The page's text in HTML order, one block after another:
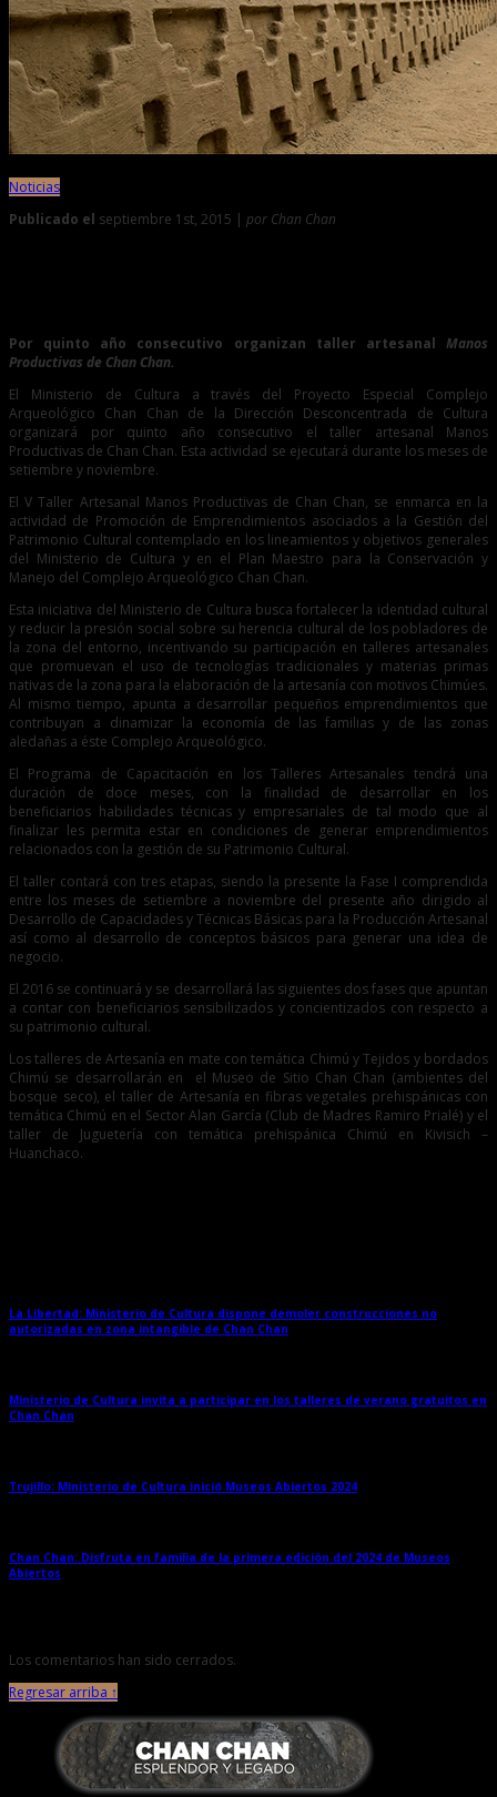
Noticias
Publicado el septiembre 1st, 2015 | por Chan Chan
Por quinto año consecutivo organizan taller artesanal Manos
Productivas de Chan Chan.
El Ministerio de Cultura a través del Proyecto Especial Complejo
Arqueológico Chan Chan de la Dirección Desconcentrada de Cultura
organizará por quinto año consecutivo el taller artesanal Manos
Productivas de Chan Chan. Esta actividad se ejecutará durante los meses de
setiembre y noviembre.
El V Taller Artesanal Manos Productivas de Chan Chan, se enmarca en la
actividad de Promoción de Emprendimientos asociados a la Gestión del
Patrimonio Cultural contemplado en los lineamientos y objetivos generales
del Ministerio de Cultura y en el Plan Maestro para la Conservación y
Manejo del Complejo Arqueológico Chan Chan.
Esta iniciativa del Ministerio de Cultura busca fortalecer la identidad cultural
y reducir la presión social sobre su herencia cultural de los pobladores de
la zona del entorno, incentivando su participación en talleres artesanales
que promuevan el uso de tecnologías tradicionales y materias primas
nativas de la zona para la elaboración de la artesanía con motivos Chimúes.
Al mismo tiempo, apunta a desarrollar pequeños emprendimientos que
contribuyan a dinamizar la economía de las familias y de las zonas
aledañas a éste Complejo Arqueológico.
El Programa de Capacitación en los Talleres Artesanales tendrá una
duración de doce meses, con la finalidad de desarrollar en los
beneficiarios habilidades técnicas y empresariales de tal modo que al
finalizar les permita estar en condiciones de generar emprendimientos
relacionados con la gestión de su Patrimonio Cultural.
El taller contará con tres etapas, siendo la presente la Fase I comprendida
entre los meses de setiembre a noviembre del presente año dirigido al
Desarrollo de Capacidades y Técnicas Básicas para la Producción Artesanal
así como al desarrollo de conceptos básicos para generar una idea de
negocio.
El 2016 se continuará y se desarrollará las siguientes dos fases que apuntan
a contar con beneficiarios sensibilizados y concientizados con respecto a
su patrimonio cultural.
Los talleres de Artesanía en mate con temática Chimú y Tejidos y bordados
Chimú se desarrollarán en el Museo de Sitio Chan Chan (ambientes del
bosque seco), el taller de Artesanía en fibras vegetales prehispánicas con
temática Chimú en el Sector Alan García (Club de Madres Ramiro Prialé) y el
taller de Juguetería con temática prehispánica Chimú en Kivisich –
Huanchaco.
La Libertad: Ministerio de Cultura dispone demoler construcciones no
autorizadas en zona intangible de Chan Chan
Ministerio de Cultura invita a participar en los talleres de verano gratuitos en
Chan Chan
Trujillo: Ministerio de Cultura inició Museos Abiertos 2024
Chan Chan: Disfruta en familia de la primera edición del 2024 de Museos
Abiertos
Los comentarios han sido cerrados.
Regresar arriba ↑